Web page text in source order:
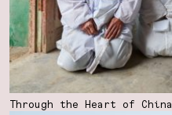
Through the Heart of China